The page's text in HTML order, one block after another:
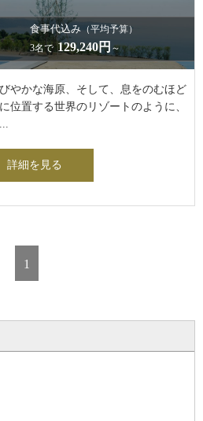
食事代込み（平均予算）
3名で 129,240円 ～
やかな海原、そして、息をのむほど
位置する世界のリゾートのように、
詳細を見る
1